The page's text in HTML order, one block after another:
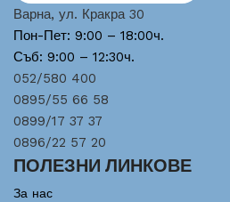
Варна, ул. Кракра 30
Пон-Пет: 9:00 – 18:00ч.
Съб: 9:00 – 12:30ч.
052/580 400
0895/55 66 58
0899/17 37 37
0896/22 57 20
ПОЛЕЗНИ ЛИНКОВЕ
За нас